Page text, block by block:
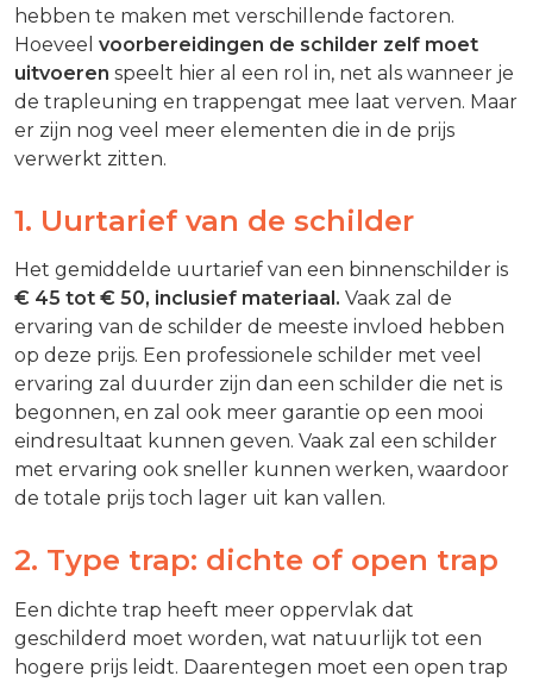
hebben te maken met verschillende factoren.
Hoeveel voorbereidingen de schilder zelf moet
uitvoeren speelt hier al een rol in, net als wanneer je
de trapleuning en trappengat mee laat verven. Maar
er zijn nog veel meer elementen die in de prijs
verwerkt zitten.
1. Uurtarief van de schilder
Het gemiddelde uurtarief van een binnenschilder is
€ 45 tot € 50, inclusief materiaal. Vaak zal de
ervaring van de schilder de meeste invloed hebben
op deze prijs. Een professionele schilder met veel
ervaring zal duurder zijn dan een schilder die net is
begonnen, en zal ook meer garantie op een mooi
eindresultaat kunnen geven. Vaak zal een schilder
met ervaring ook sneller kunnen werken, waardoor
de totale prijs toch lager uit kan vallen.
2. Type trap: dichte of open trap
Een dichte trap heeft meer oppervlak dat
geschilderd moet worden, wat natuurlijk tot een
hogere prijs leidt. Daarentegen moet een open trap